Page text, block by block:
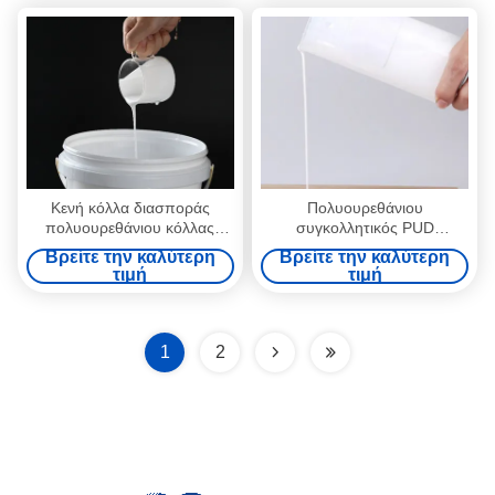
Κενή κόλλα διασποράς
πολυουρεθάνιου κόλλας
τοποθέτησης σε στρώματα
διαμόρφωσης για την
ξυλουργική
Βρείτε την καλύτερη
τιμή
Πολυουρεθάνιου
συγκολλητικός PUD
Disperion ξυλουργικής
καυτός κενός καπλαμάς
κόλλας λειωμένων μετάλλων
Βρείτε την καλύτερη
τιμή
1 2